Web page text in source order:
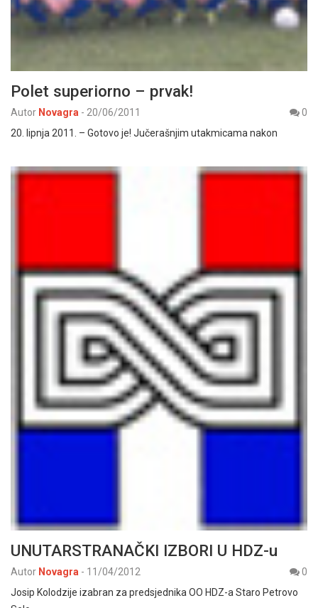
Polet superiorno – prvak!
Autor Novagra - 20/06/2011
0
20. lipnja 2011. – Gotovo je! Jučerašnjim utakmicama nakon
UNUTARSTRANAČKI IZBORI U HDZ-u
Autor Novagra - 11/04/2012
0
Josip Kolodzije izabran za predsjednika OO HDZ-a Staro Petrovo